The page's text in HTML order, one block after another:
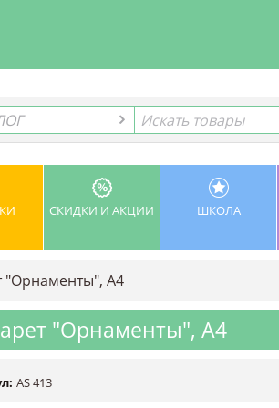
СКИДКИ И АКЦИИ ШКОЛА
"Орнаменты", А4
"Орнаменты", А4
AS 413